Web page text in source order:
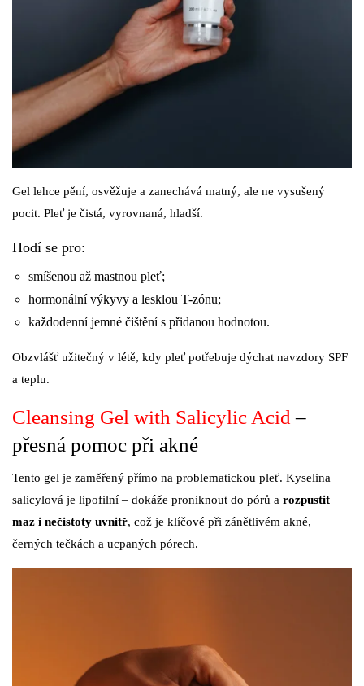
Gel lehce pění, osvěžuje a zanechává matný, ale ne vysušený
pocit. Pleť je čistá, vyrovnaná, hladší.
Hodí se pro:
smíšenou až mastnou pleť;
hormonální výkyvy a lesklou T-zónu;
každodenní jemné čištění s přidanou hodnotou.
Obzvlášť užitečný v létě, kdy pleť potřebuje dýchat navzdory SPF
a teplu.
Cleansing Gel with Salicylic Acid –
přesná pomoc při akné
Tento gel je zaměřený přímo na problematickou pleť. Kyselina
salicylová je lipofilní – dokáže proniknout do pórů a rozpustit
maz i nečistoty uvnitř, což je klíčové při zánětlivém akné,
černých tečkách a ucpaných pórech.